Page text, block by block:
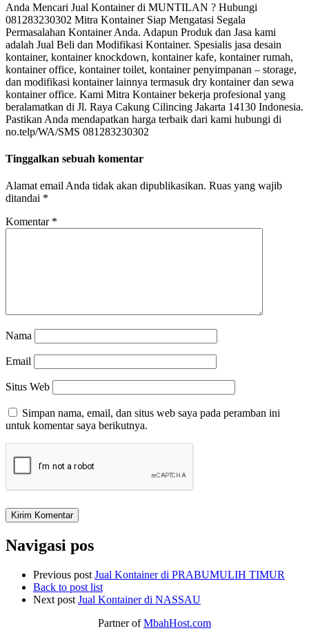
Anda Mencari Jual Kontainer di MUNTILAN ? Hubungi
081283230302 Mitra Kontainer Siap Mengatasi Segala
Permasalahan Kontainer Anda. Adapun Produk dan Jasa kami
adalah Jual Beli dan Modifikasi Kontainer. Spesialis jasa desain
kontainer, kontainer knockdown, kontainer kafe, kontainer rumah,
kontainer office, kontainer toilet, kontainer penyimpanan – storage,
dan modifikasi kontainer lainnya termasuk dry kontainer dan sewa
kontainer office. Kami Mitra Kontainer bekerja profesional yang
beralamatkan di Jl. Raya Cakung Cilincing Jakarta 14130 Indonesia.
Pastikan Anda mendapatkan harga terbaik dari kami hubungi di
no.telp/WA/SMS 081283230302
Tinggalkan sebuah komentar
Alamat email Anda tidak akan dipublikasikan. Ruas yang wajib
ditandai *
Komentar *
Nama
Email
Situs Web
Simpan nama, email, dan situs web saya pada peramban ini
untuk komentar saya berikutnya.
Navigasi pos
Previous post Jual Kontainer di PRABUMULIH TIMUR
Back to post list
Next post Jual Kontainer di NASSAU
Partner ofMbahHost.com